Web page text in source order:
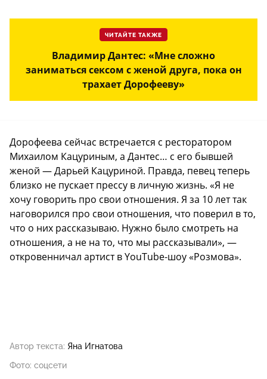
ЧИТАЙТЕ ТАКЖЕ
Владимир Дантес: «Мне сложно
заниматься сексом с женой друга, пока он
трахает Дорофееву»
Дорофеева сейчас встречается с ресторатором
Михаилом Кацуриным, а Дантес… с его бывшей
женой — Дарьей Кацуриной. Правда, певец теперь
близко не пускает прессу в личную жизнь. «Я не
хочу говорить про свои отношения. Я за 10 лет так
наговорился про свои отношения, что поверил в то,
что о них рассказываю. Нужно было смотреть на
отношения, а не на то, что мы рассказывали», —
откровенничал артист в YouTube-шоу «Розмова».
Автор текста: Яна Игнатова
Фото: соцсети